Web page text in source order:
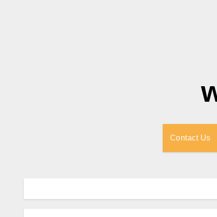
Contact Us